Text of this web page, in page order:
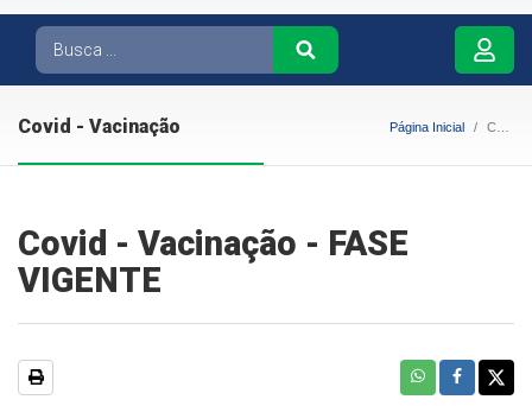
Covid - Vacinação Página Inicial Covid - Vacinação
Covid - Vacinação - FASE
VIGENTE